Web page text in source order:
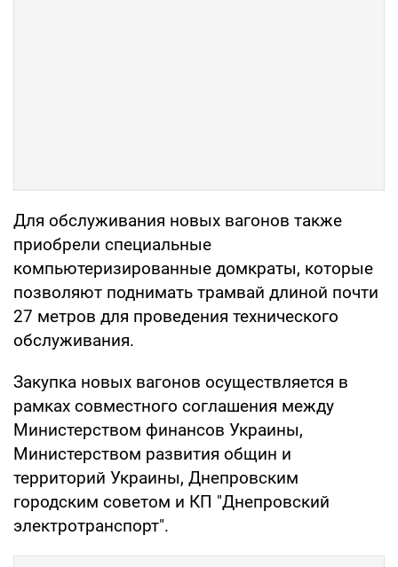
Для обслуживания новых вагонов также
приобрели специальные
компьютеризированные домкраты, которые
позволяют поднимать трамвай длиной почти
27 метров для проведения технического
обслуживания.
Закупка новых вагонов осуществляется в
рамках совместного соглашения между
Министерством финансов Украины,
Министерством развития общин и
территорий Украины, Днепровским
городским советом и КП "Днепровский
электротранспорт".